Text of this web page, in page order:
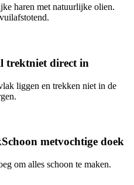
haren met natuurlijke olien.
trektniet direct in
liggen en trekken niet in de
Schoon metvochtige doek
om alles schoon te maken.